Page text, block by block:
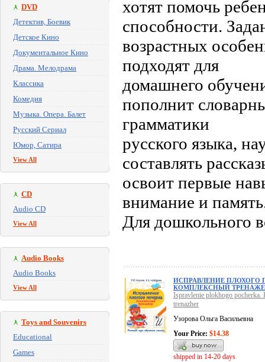
DVD
Детектив, Боевик
Детское Кино
Документальное Кино
Драма. Мелодрама
Классика
Комедия
Музыка. Опера. Балет
Русский Сериал
Юмор, Сатира
View All
CD
Audio CD
View All
Audio Books
Audio Books
View All
Toys and Souvenirs
Educational
Games
хотят помочь
способности.
возрастных
подходят для
домашнего
пополнит
грамматики
русского языка,
составлять
освоит первые
внимание и
Для дошкольного
ИСПРАВЛЕНИЕ ПЛОХОГО
КОМПЛЕКСНЫЙ
Ispravlenie plokhogo pocherka.
trenazher
Узорова Ольга Васильевна
Your Price: $14.38
shipped in 14-20 days